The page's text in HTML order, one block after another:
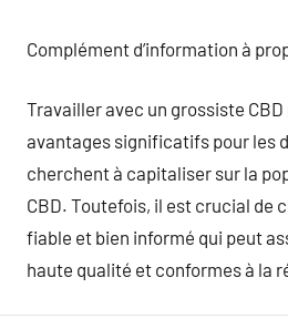
Complément d’information à
Travailler avec un grossiste
avantages significatifs pour les
cherchent à capitaliser sur la
CBD. Toutefois, il est crucial de
fiable et bien informé qui peut
haute qualité et conformes à la